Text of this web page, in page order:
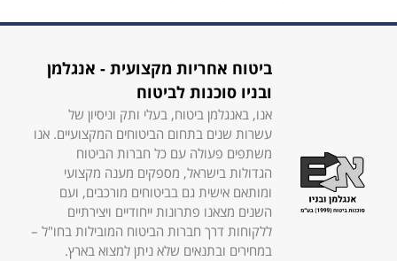
ביטוח אחריות מקצועית - אנגלמן
ובניו סוכנות לביטוח
אנו, באנגלמן ביטוח, בעלי ותק וניסיון של
עשרות שנים בתחום הביטוחים המקצועיים. אנו
משתפים פעולה עם כל חברות הביטוח
הגדולות בישראל, מספקים מענה מקצועי
ומותאם אישית גם בביטוחים מורכבים, ועם
השנים מצאנו פתרונות ייחודיים ויצירתיים
ללקוחות דרך חברות הביטוח המובילות בחו"ל –
במחירים ובתנאים שלא ניתן למצוא בארץ.